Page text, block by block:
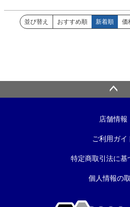
並び替え おすすめ順 新着順 価
店舗情報
ご利用ガイ
特定商取引法に基
個人情報の